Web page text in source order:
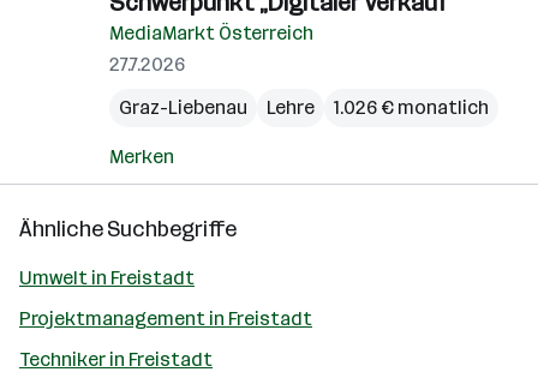
MediaMarkt Österreich
27.7.2026
Graz-Liebenau
Lehre 1.026 € monatlich
Merken
Ähnliche Suchbegriffe
Umwelt in Freistadt
Projektmanagement in Freistadt
Techniker in Freistadt